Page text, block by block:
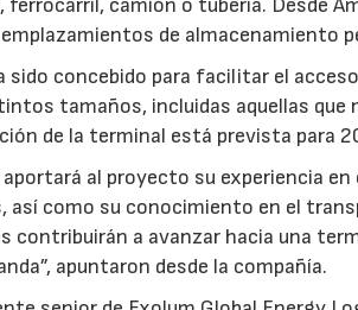
ferrocarril, camión o tubería. Desde
de almacenamiento
concebido para facilitar el
tamaños, incluidas aquellas
de la terminal está prevista para
al proyecto su experiencia
como su conocimiento en el
contribuirán a avanzar hacia una
apuntaron desde la compañía.